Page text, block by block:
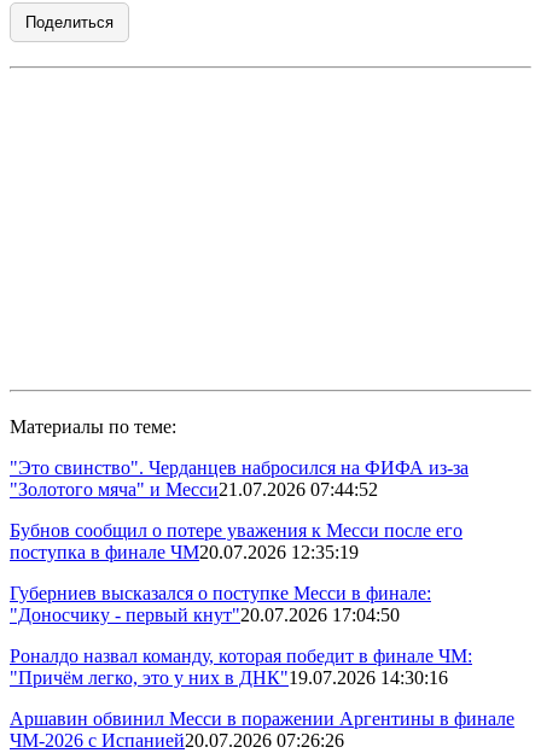
Поделиться
Материалы по теме:
"Это свинство". Черданцев набросился на ФИФА из-за
"Золотого мяча" и Месси21.07.2026 07:44:52
Бубнов сообщил о потере уважения к Месси после его
поступка в финале ЧМ20.07.2026 12:35:19
Губерниев высказался о поступке Месси в финале:
"Доносчику - первый кнут"20.07.2026 17:04:50
Роналдо назвал команду, которая победит в финале ЧМ:
"Причём легко, это у них в ДНК"19.07.2026 14:30:16
Аршавин обвинил Месси в поражении Аргентины в финале
ЧМ-2026 с Испанией20.07.2026 07:26:26